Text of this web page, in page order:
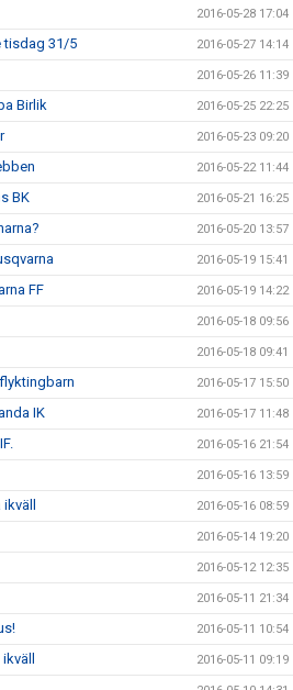
2016-05-28 17:04
tisdag 31/5 2016-05-27 14:14
2016-05-26 11:39
Birlik 2016-05-25 22:25
2016-05-23 09:20
2016-05-22 11:44
BK 2016-05-21 16:25
2016-05-20 13:57
2016-05-19 15:41
FF 2016-05-19 14:22
2016-05-18 09:56
2016-05-18 09:41
2016-05-17 15:50
IK 2016-05-17 11:48
2016-05-16 21:54
2016-05-16 13:59
2016-05-16 08:59
2016-05-14 19:20
2016-05-12 12:35
2016-05-11 21:34
2016-05-11 10:54
2016-05-11 09:19